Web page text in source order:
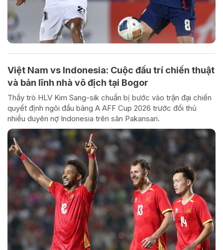
Việt Nam vs Indonesia: Cuộc đấu trí chiến thuật
và bản lĩnh nhà vô địch tại Bogor
Thầy trò HLV Kim Sang-sik chuẩn bị bước vào trận đại chiến
quyết định ngôi đầu bảng A AFF Cup 2026 trước đối thủ
nhiều duyên nợ Indonesia trên sân Pakansari.